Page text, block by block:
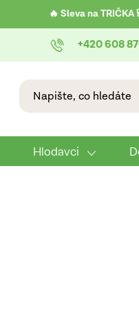
🔥 Sleva na TRIČKA
+420 608
Hlodavci